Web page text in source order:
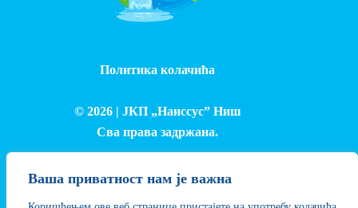
Ваша приватност нам је важна
Политика колачића
© 2026 | ЈКП „Наиссус” Ниш
Сва права задржана.
Израда и одржавање сајта - Лука Петровић